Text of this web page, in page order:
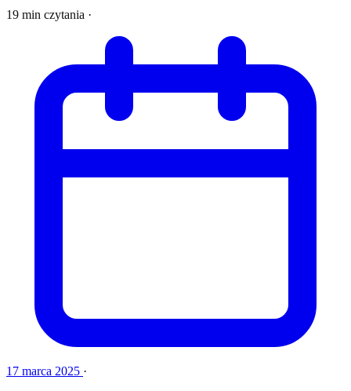
19 min czytania ·
17 marca 2025 ·